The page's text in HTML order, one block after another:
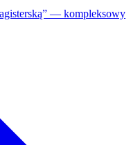
— kompleksowy